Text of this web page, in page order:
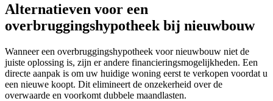
Alternatieven voor een
overbruggingshypotheek bij nieuwbouw
Wanneer een overbruggingshypotheek voor nieuwbouw niet de
juiste oplossing is, zijn er andere financieringsmogelijkheden. Een
directe aanpak is om uw huidige woning eerst te verkopen voordat u
een nieuwe koopt. Dit elimineert de onzekerheid over de
overwaarde en voorkomt dubbele maandlasten.